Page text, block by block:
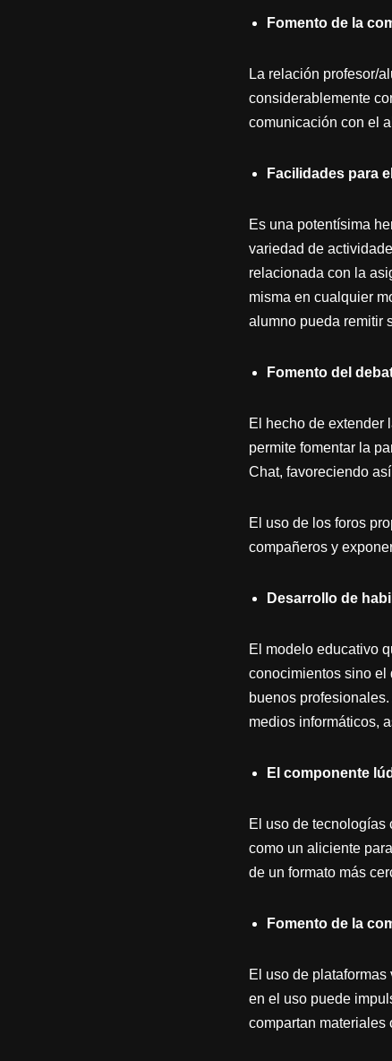
Fomento de la
La relación profesor/
considerablemente
comunicación con el
Facilidades para
Es una potentísima
variedad de
relacionada con la
misma en cualquier
alumno pueda remitir
Fomento del
El hecho de extender
permite fomentar la
Chat, favoreciendo
El uso de los foros
compañeros y
Desarrollo de
El modelo educativo
conocimientos sino el
buenos
medios informáticos,
El componente
El uso de
como un aliciente
de un formato más
Fomento de la
El uso de
en el uso puede
compartan materiales